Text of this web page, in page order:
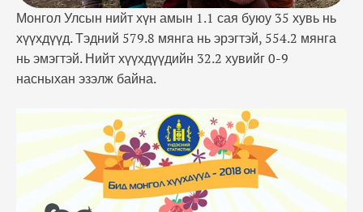
Монгол Улсын нийт хүн амын 1.1 сая буюу 35 хувь нь
хүүхдүүд. Тэдний 579.8 мянга нь эрэгтэй, 554.2 мянга
нь эмэгтэй. Нийт хүүхдүүдийн 32.2 хувийг 0-9
насныхан эзэлж байна.